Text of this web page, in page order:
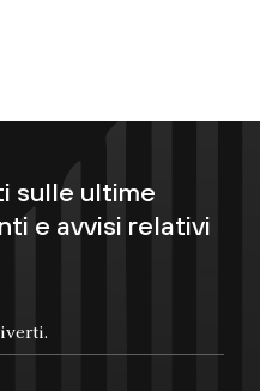
sulle ultime
e avvisi relativi